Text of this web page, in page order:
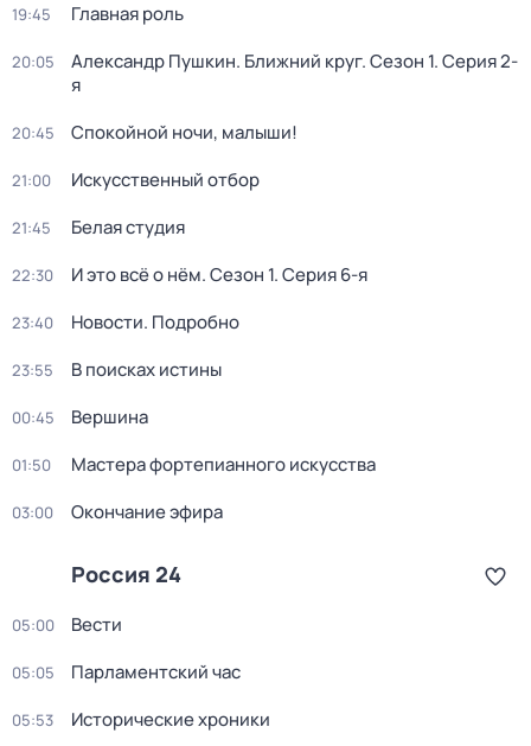
19:45 Главная роль
20:05 Александр Пушкин. Ближний круг. Сезон 1. Серия 2-
я
20:45 Спокойной ночи, малыши!
21:00 Искусственный отбор
21:45 Белая студия
22:30 И это всё о нём. Сезон 1. Серия 6-я
23:40 Новости. Подробно
23:55 В поисках истины
00:45 Вершина
01:50 Мастера фортепианного искусства
03:00 Окончание эфира
Россия 24
05:00 Вести
05:05 Парламентский час
05:53 Исторические хроники